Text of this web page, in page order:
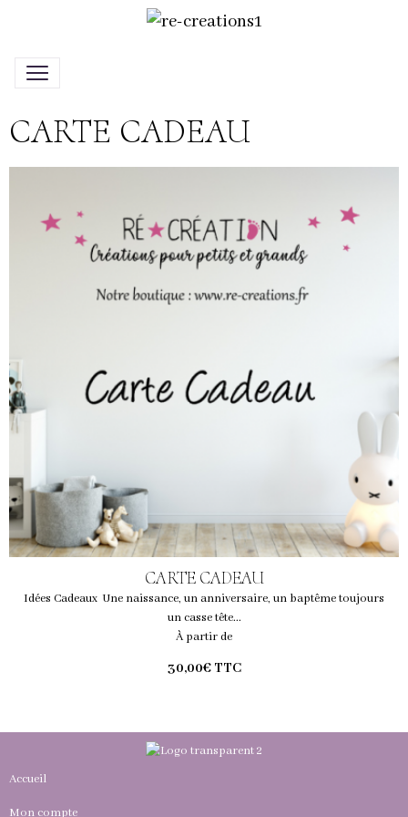
CARTE CADEAU
CARTE CADEAU
Idées Cadeaux Une naissance, un anniversaire, un baptême toujours
un casse tête...
À partir de
30,00€ TTC
Accueil
Mon compte